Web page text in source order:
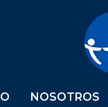
NOSOTROS